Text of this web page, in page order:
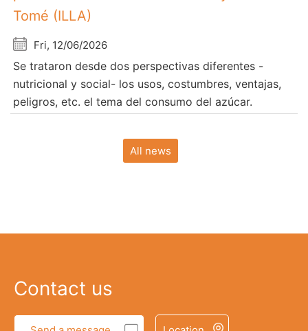
Tomé (ILLA)
Fri, 12/06/2026
Se trataron desde dos perspectivas diferentes -
nutricional y social- los usos, costumbres, ventajas,
peligros, etc. el tema del consumo del azúcar.
All news
Contact us